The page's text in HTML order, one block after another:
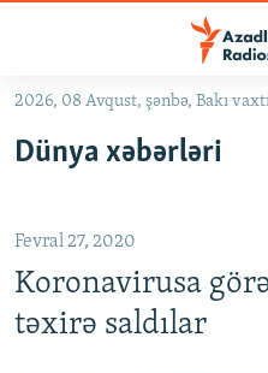
Əsas
qayıt
qayıt
Axtarışa
#İZAHLA
2026, 08 Avqust, şənbə, Bakı
Dünya xəbərləri
Fevral 27, 2020
Koronavirusa
təxirə saldılar